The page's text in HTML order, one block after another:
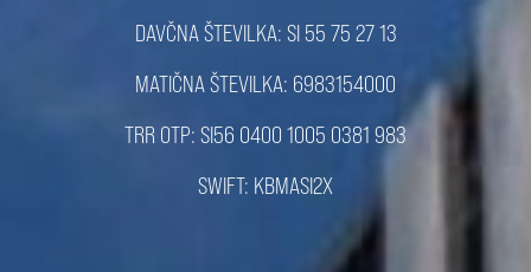
DAVČNA ŠTEVILKA: SI 55 75 27 13
MATIČNA ŠTEVILKA: 6983154000
TRR OTP: SI56 0400 1005 0381 983
SWIFT: KBMASI2X